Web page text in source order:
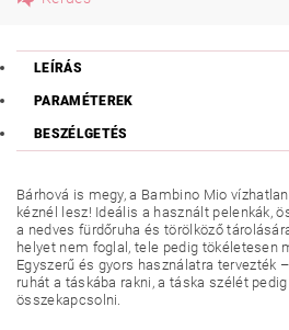
LEÍRÁS
PARAMÉTEREK
BESZÉLGETÉS
Bárhová is megy, a Bambino Mio
kéznél lesz! Ideális a használt pelenkák,
a nedves fürdőruha és törölköző
helyet nem foglal, tele pedig tökéletesen
Egyszerű és gyors használatra tervezték
ruhát a táskába rakni, a táska szélét
összekapcsolni.